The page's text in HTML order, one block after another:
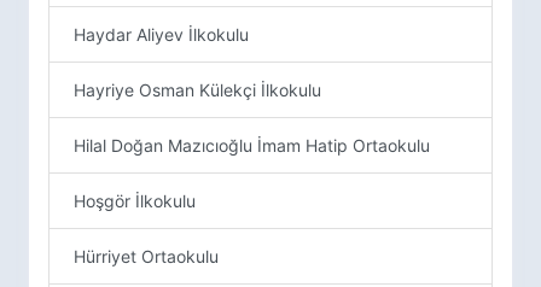
Haydar Aliyev İlkokulu
Hayriye Osman Külekçi İlkokulu
Hilal Doğan Mazıcıoğlu İmam Hatip Ortaokulu
Hoşgör İlkokulu
Hürriyet Ortaokulu